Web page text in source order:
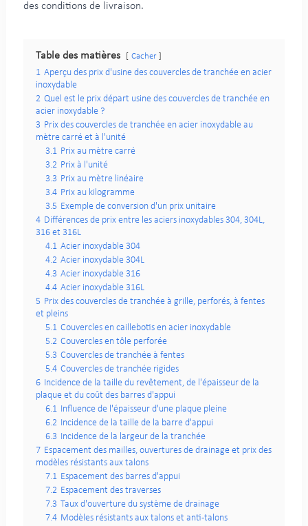
des conditions de livraison.
Table des matières Cacher
1 Aperçu des prix d'usine des couvercles de tranchée en acier
inoxydable
2 Quel est le prix départ usine des couvercles de tranchée en
acier inoxydable ?
3 Prix des couvercles de tranchée en acier inoxydable au
mètre carré et à l'unité
3.1 Prix au mètre carré
3.2 Prix à l'unité
3.3 Prix au mètre linéaire
3.4 Prix au kilogramme
3.5 Exemple de conversion d'un prix unitaire
4 Différences de prix entre les aciers inoxydables 304, 304L,
316 et 316L
4.1 Acier inoxydable 304
4.2 Acier inoxydable 304L
4.3 Acier inoxydable 316
4.4 Acier inoxydable 316L
5 Prix des couvercles de tranchée à grille, perforés, à fentes
et pleins
5.1 Couvercles en caillebotis en acier inoxydable
5.2 Couvercles en tôle perforée
5.3 Couvercles de tranchée à fentes
5.4 Couvercles de tranchée rigides
6 Incidence de la taille du revêtement, de l'épaisseur de la
plaque et du coût des barres d'appui
6.1 Influence de l'épaisseur d'une plaque pleine
6.2 Incidence de la taille de la barre d'appui
6.3 Incidence de la largeur de la tranchée
7 Espacement des mailles, ouvertures de drainage et prix des
modèles résistants aux talons
7.1 Espacement des barres d'appui
7.2 Espacement des traverses
7.3 Taux d'ouverture du système de drainage
7.4 Modèles résistants aux talons et anti-talons